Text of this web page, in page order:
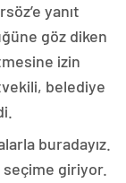
yanıt
göz diken
izin
belediye
buradayız.
seçime giriyor.